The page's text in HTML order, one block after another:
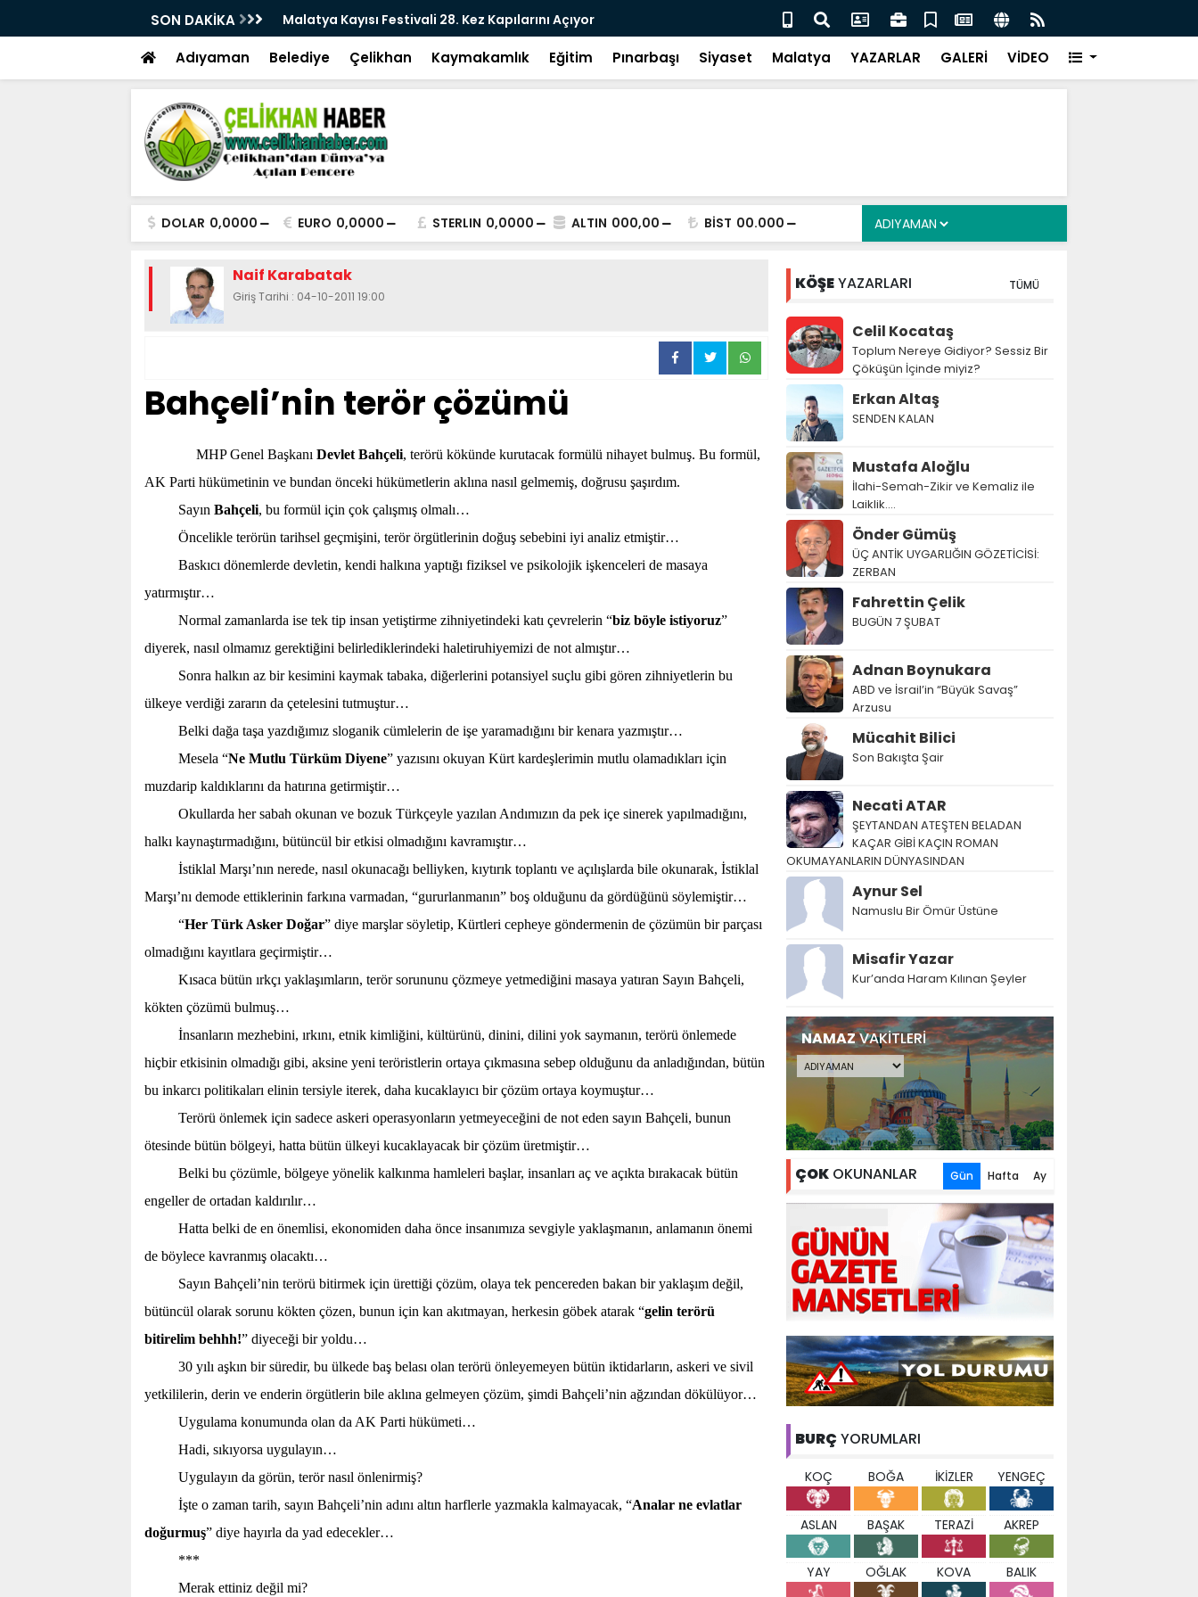
SON DAKİKA
Kez Kapılarını Açıyor Vesayetten Siyasete: DEM Parti’nin Tarihi Sınavı Milletvekili Alkayış, Cibuti’de diplomatik temaslarda bulundu
Adıyaman Belediye Çelikhan Kaymakamlık Eğitim Pınarbaşı Siyaset Malatya YAZARLAR GALERİ VİDEO
DOLAR 0,0000 EURO 0,0000 STERLIN 0,0000 ALTIN 000,00 BİST 00.000
Naif Karabatak
Giriş Tarihi : 04-10-2011 19:00
Bahçeli’nin terör çözümü
MHP Genel Başkanı Devlet Bahçeli, terörü kökünde kurutacak formülü nihayet bulmuş. Bu formül,
AK Parti hükümetinin ve bundan önceki hükümetlerin aklına nasıl gelmemiş, doğrusu şaşırdım.
Sayın Bahçeli, bu formül için çok çalışmış olmalı…
Öncelikle terörün tarihsel geçmişini, terör örgütlerinin doğuş sebebini iyi analiz etmiştir…
Baskıcı dönemlerde devletin, kendi halkına yaptığı fiziksel ve psikolojik işkenceleri de masaya
yatırmıştır…
Normal zamanlarda ise tek tip insan yetiştirme zihniyetindeki katı çevrelerin “biz böyle istiyoruz”
diyerek, nasıl olmamız gerektiğini belirlediklerindeki haletiruhiyemizi de not almıştır…
Sonra halkın az bir kesimini kaymak tabaka, diğerlerini potansiyel suçlu gibi gören zihniyetlerin bu
ülkeye verdiği zararın da çetelesini tutmuştur…
Belki dağa taşa yazdığımız sloganik cümlelerin de işe yaramadığını bir kenara yazmıştır…
Mesela “Ne Mutlu Türküm Diyene” yazısını okuyan Kürt kardeşlerimin mutlu olamadıkları için
muzdarip kaldıklarını da hatırına getirmiştir…
Okullarda her sabah okunan ve bozuk Türkçeyle yazılan Andımızın da pek içe sinerek yapılmadığını,
halkı kaynaştırmadığını, bütüncül bir etkisi olmadığını kavramıştır…
İstiklal Marşı’nın nerede, nasıl okunacağı belliyken, kıytırık toplantı ve açılışlarda bile okunarak, İstiklal
Marşı’nı demode ettiklerinin farkına varmadan, “gururlanmanın” boş olduğunu da gördüğünü söylemiştir…
“Her Türk Asker Doğar” diye marşlar söyletip, Kürtleri cepheye göndermenin de çözümün bir parçası
olmadığını kayıtlara geçirmiştir…
Kısaca bütün ırkçı yaklaşımların, terör sorununu çözmeye yetmediğini masaya yatıran Sayın Bahçeli,
kökten çözümü bulmuş…
İnsanların mezhebini, ırkını, etnik kimliğini, kültürünü, dinini, dilini yok saymanın, terörü önlemede
hiçbir etkisinin olmadığı gibi, aksine yeni teröristlerin ortaya çıkmasına sebep olduğunu da anladığından, bütün
bu inkarcı politikaları elinin tersiyle iterek, daha kucaklayıcı bir çözüm ortaya koymuştur…
Terörü önlemek için sadece askeri operasyonların yetmeyeceğini de not eden sayın Bahçeli, bunun
ötesinde bütün bölgeyi, hatta bütün ülkeyi kucaklayacak bir çözüm üretmiştir…
Belki bu çözümle, bölgeye yönelik kalkınma hamleleri başlar, insanları aç ve açıkta bırakacak bütün
engeller de ortadan kaldırılır…
Hatta belki de en önemlisi, ekonomiden daha önce insanımıza sevgiyle yaklaşmanın, anlamanın önemi
de böylece kavranmış olacaktı…
Sayın Bahçeli’nin terörü bitirmek için ürettiği çözüm, olaya tek pencereden bakan bir yaklaşım değil,
bütüncül olarak sorunu kökten çözen, bunun için kan akıtmayan, herkesin göbek atarak “gelin terörü
bitirelim behhh!” diyeceği bir yoldu…
30 yılı aşkın bir süredir, bu ülkede baş belası olan terörü önleyemeyen bütün iktidarların, askeri ve sivil
yetkililerin, derin ve enderin örgütlerin bile aklına gelmeyen çözüm, şimdi Bahçeli’nin ağzından dökülüyor…
Uygulama konumunda olan da AK Parti hükümeti…
Hadi, sıkıyorsa uygulayın…
Uygulayın da görün, terör nasıl önlenirmiş?
İşte o zaman tarih, sayın Bahçeli’nin adını altın harflerle yazmakla kalmayacak, “Analar ne evlatlar
doğurmuş” diye hayırla da yad edecekler…
***
Merak ettiniz değil mi?
KÖŞEYAZARLARI TÜMÜ
Celil Kocataş
Toplum Nereye Gidiyor? Sessiz Bir
Çöküşün İçinde miyiz?
Erkan Altaş
SENDEN KALAN
Mustafa Aloğlu
İlahi-Semah-Zikir ve Kemaliz ile
Laiklik….
Önder Gümüş
ÜÇ ANTİK UYGARLIĞIN GÖZETİCİSİ:
ZERBAN
Fahrettin Çelik
BUGÜN 7 ŞUBAT
Adnan Boynukara
ABD ve İsrail’in “Büyük Savaş”
Arzusu
Mücahit Bilici
Son Bakışta Şair
Necati ATAR
ŞEYTANDAN ATEŞTEN BELADAN
KAÇAR GİBİ KAÇIN ROMAN
OKUMAYANLARIN DÜNYASINDAN
Aynur Sel
Namuslu Bir Ömür Üstüne
Misafir Yazar
Kur’anda Haram Kılınan Şeyler
NAMAZVAKİTLERİ
ÇOK OKUNANLAR Gün Hafta Ay
BURÇ YORUMLARI
KOÇ BOĞA İKİZLER YENGEÇ
ASLAN BAŞAK TERAZİ AKREP
YAY OĞLAK KOVA BALIK